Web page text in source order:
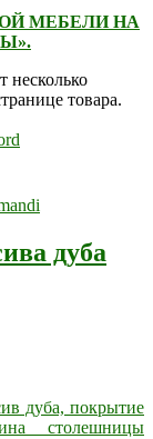
МЕБЕЛИ НА
несколько
товара.
дуба
дуба, покрытие
столешницы